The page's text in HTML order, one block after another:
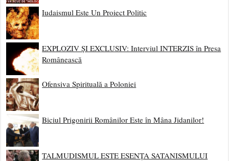
Iudaismul Este Un Proiect Politic
EXPLOZIV ȘI EXCLUSIV: Interviul INTERZIS în Presa
Românească
Ofensiva Spirituală a Poloniei
Biciul Prigonirii Românilor Este în Mâna Jidanilor!
TALMUDISMUL ESTE ESENȚA SATANISMULUI